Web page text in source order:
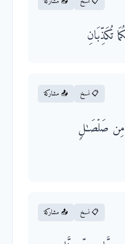
تُكَذِّبَانِ
📋 نسخ 📤 مشاركة
مِن صَلۡصَـٰلࣲ
📋 نسخ 📤 مشاركة